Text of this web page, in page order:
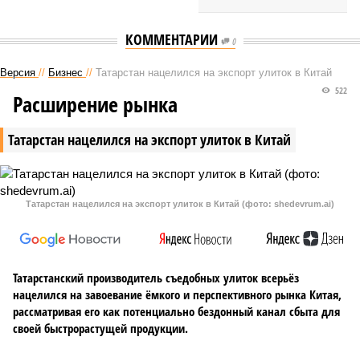
КОММЕНТАРИИ 0
Версия // Бизнес // Татарстан нацелился на экспорт улиток в Китай
Татарстан нацелился на экспорт улиток в Китай
522
Расширение рынка
Татарстан нацелился на экспорт улиток в Китай (фото: shedevrum.ai)
Татарстанский производитель съедобных улиток всерьёз
нацелился на завоевание ёмкого и перспективного рынка Китая,
рассматривая его как потенциально бездонный канал сбыта для
своей быстрорастущей продукции.